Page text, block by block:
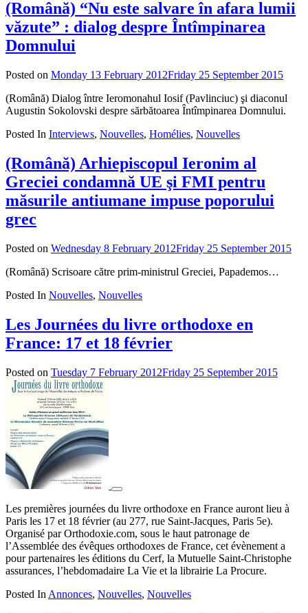
(Română) “Nu este salvare în afara lumii
văzute” : dialog despre Întîmpinarea
Domnului
Posted on Monday 13 February 2012Friday 25 September 2015
(Română) Dialog între Ieromonahul Iosif (Pavlinciuc) şi diaconul
Augustin Sokolovski despre sărbătoarea Întîmpinarea Domnului.
Posted In Interviews, Nouvelles, Homélies, Nouvelles
(Română) Arhiepiscopul Ieronim al
Greciei condamnă UE şi FMI pentru
măsurile antiumane impuse poporului
grec
Posted on Wednesday 8 February 2012Friday 25 September 2015
(Română) Scrisoare către prim-ministrul Greciei, Papademos…
Posted In Nouvelles, Nouvelles
Les Journées du livre orthodoxe en
France: 17 et 18 février
Posted on Tuesday 7 February 2012Friday 25 September 2015
Les premières journées du livre orthodoxe en France auront lieu à
Paris les 17 et 18 février (au 277, rue Saint-Jacques, Paris 5e).
Organisé par Orthodoxie.com, sous le haut patronage de
l’Assemblée des évêques orthodoxes de France, cet évènement a
pour partenaires les éditions du Cerf, la Mutuelle Saint-Christophe
assurances, l’hebdomadaire La Vie et la librairie La Procure.
Posted In Annonces, Nouvelles, Nouvelles